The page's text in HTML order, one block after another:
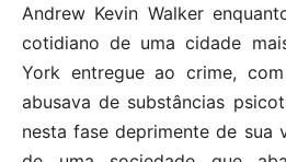
Andrew Kevin Walker
cotidiano de uma cidade
York entregue ao crime,
abusava de substâncias
nesta fase deprimente de sua